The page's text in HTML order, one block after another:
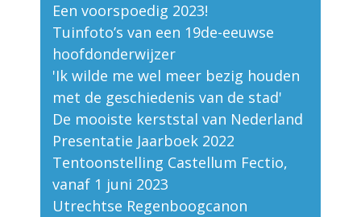
Een voorspoedig 2023!
Tuinfoto’s van een 19de-eeuwse
hoofdonderwijzer
'Ik wilde me wel meer bezig houden
met de geschiedenis van de stad'
De mooiste kerststal van Nederland
Presentatie Jaarboek 2022
Tentoonstelling Castellum Fectio,
vanaf 1 juni 2023
Utrechtse Regenboogcanon